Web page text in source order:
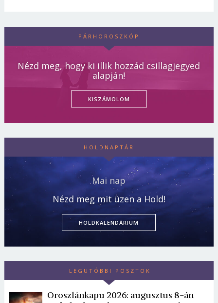
PÁRHOROSZKÓP
Nézd meg, hogy ki illik hozzád csillagjegyed
alapján!
KISZÁMOLOM
HOLDNAPTÁR
Mai nap
Nézd meg mit üzen a Hold!
HOLDKALENDÁRIUM
LEGUTÓBBI POSZTOK
Oroszlánkapu 2026: augusztus 8-án